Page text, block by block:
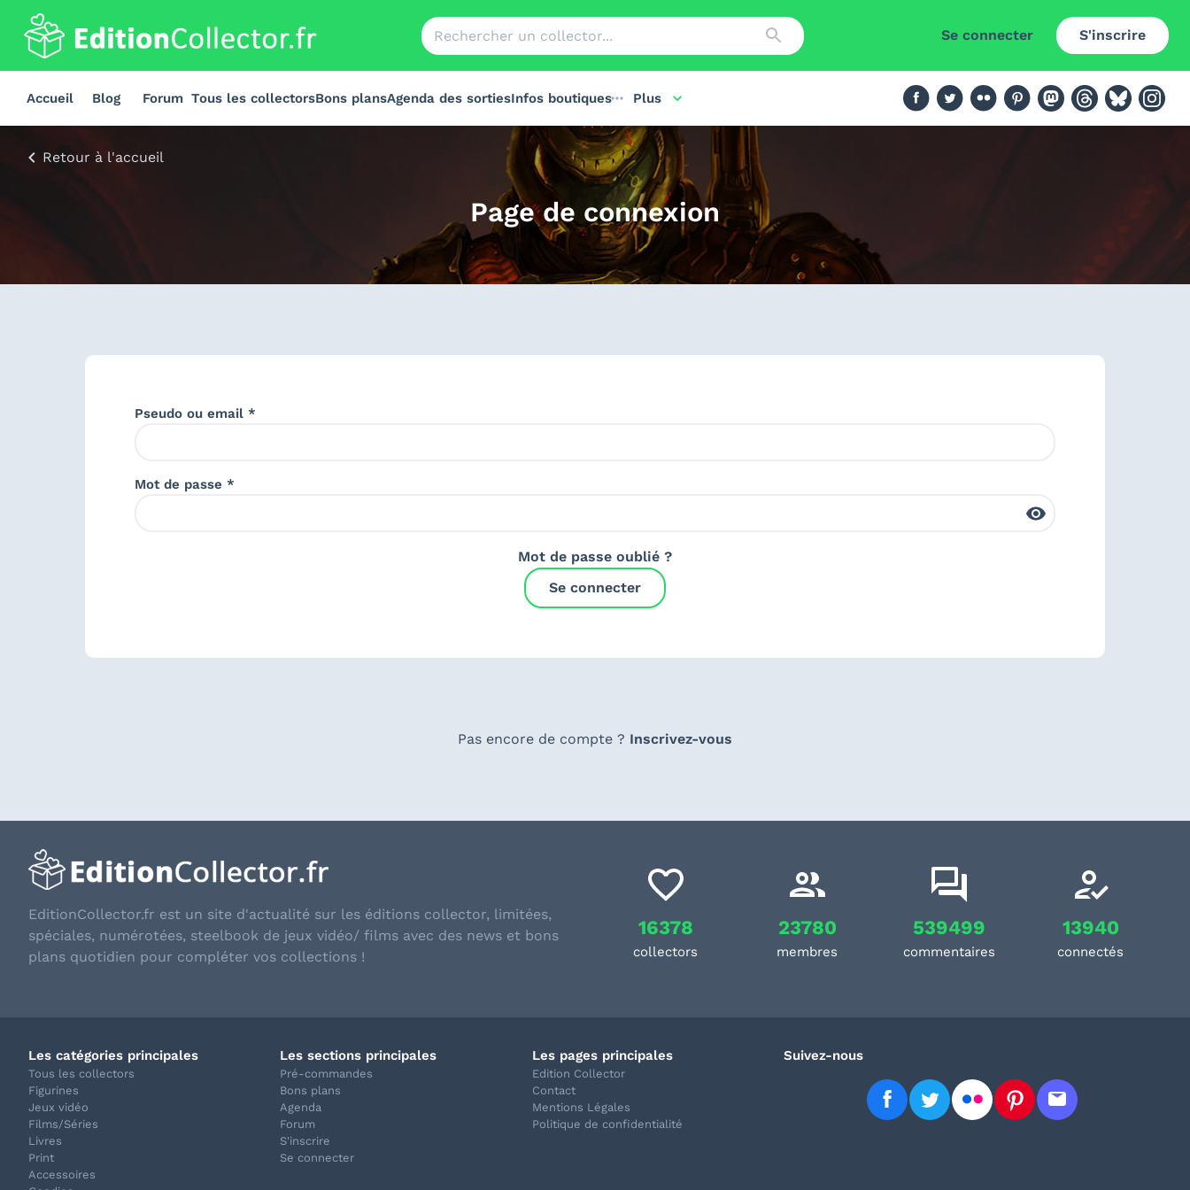
Se connecter S'inscrire
Accueil Blog Forum Tous les collectorsBons plansAgenda des sortiesInfos boutiques Plus
Retour à l'accueil
Page de connexion
Pseudo ou email *
Mot de passe *
Mot de passe oublié ?
Se connecter
Pas encore de compte ? Inscrivez-vous
EditionCollector.fr est un site d'actualité sur les éditions collector, limitées,
spéciales, numérotées, steelbook de jeux vidéo/ films avec des news et bons
plans quotidien pour compléter vos collections !
16378
collectors
23780
membres
539499
commentaires
13940
connectés
Les catégories principales
Tous les collectors
Figurines
Jeux vidéo
Films/Séries
Livres
Print
Accessoires
Les sections principales
Pré-commandes
Bons plans
Agenda
Forum
S'inscrire
Se connecter
Les pages principales
Edition Collector
Contact
Mentions Légales
Politique de confidentialité
Suivez-nous